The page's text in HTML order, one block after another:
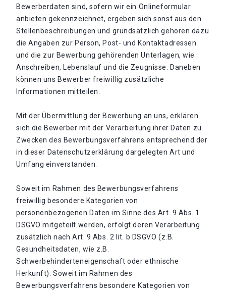
Bewerberdaten sind, sofern wir ein Onlineformular
anbieten gekennzeichnet, ergeben sich sonst aus den
Stellenbeschreibungen und grundsätzlich gehören dazu
die Angaben zur Person, Post- und Kontaktadressen
und die zur Bewerbung gehörenden Unterlagen, wie
Anschreiben, Lebenslauf und die Zeugnisse. Daneben
können uns Bewerber freiwillig zusätzliche
Informationen mitteilen.
Mit der Übermittlung der Bewerbung an uns, erklären
sich die Bewerber mit der Verarbeitung ihrer Daten zu
Zwecken des Bewerbungsverfahrens entsprechend der
in dieser Datenschutzerklärung dargelegten Art und
Umfang einverstanden.
Soweit im Rahmen des Bewerbungsverfahrens
freiwillig besondere Kategorien von
personenbezogenen Daten im Sinne des Art. 9 Abs. 1
DSGVO mitgeteilt werden, erfolgt deren Verarbeitung
zusätzlich nach Art. 9 Abs. 2 lit. b DSGVO (z.B.
Gesundheitsdaten, wie z.B.
Schwerbehinderteneigenschaft oder ethnische
Herkunft). Soweit im Rahmen des
Bewerbungsverfahrens besondere Kategorien von